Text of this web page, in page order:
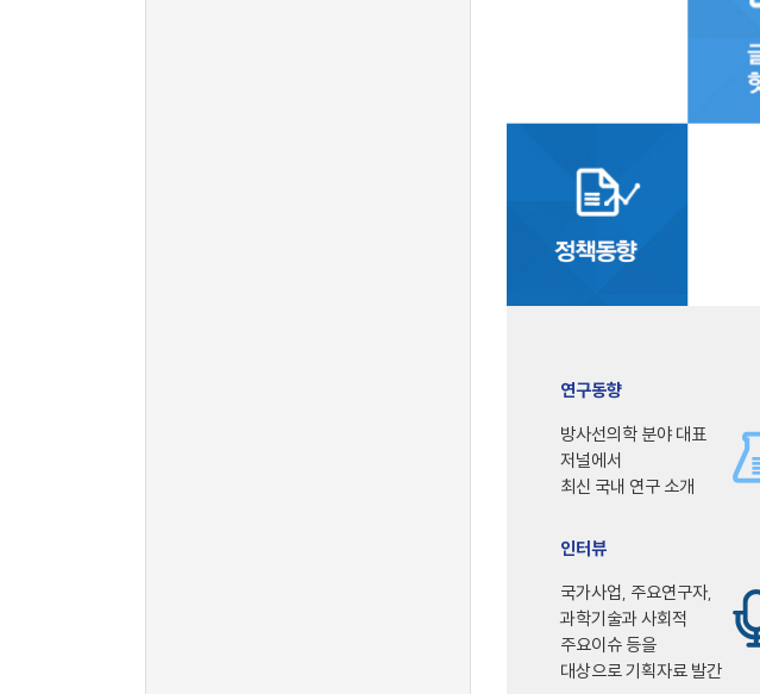
연구동향
방사선의학 분야 대표
저널에서
최신 국내 연구 소개
인터뷰
국가사업, 주요연구자,
과학기술과 사회적
주요이슈 등을
대상으로 기획자료 발간